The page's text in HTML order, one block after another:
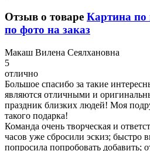
Отзыв о товаре Картина по
по фото на заказ
Макаш Вилена Сеялхановна
5
отлично
Большое спасибо за такие
являются отличными и
праздник близких людей! Моя
такого подарка!
Команда очень творческая и
часов уже сбросили эскиз; быстро
попросила попробовать добавить;